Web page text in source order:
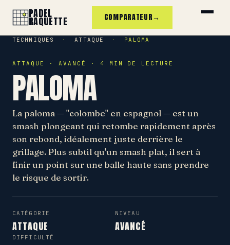
PADEL
RAQUETTE COMPARATEUR→
TECHNIQUES · ATTAQUE · PALOMA
ATTAQUE · AVANCÉ · 4 MIN DE LECTURE
PALOMA
La paloma — "colombe" en espagnol — est un
smash plongeant qui retombe rapidement après
son rebond, idéalement juste derrière le
grillage. Plus subtil qu'un smash plat, il sert à
finir un point sur une balle haute sans prendre
le risque de sortir.
CATÉGORIE
ATTAQUE
NIVEAU
AVANCÉ
DIFFICULTÉ